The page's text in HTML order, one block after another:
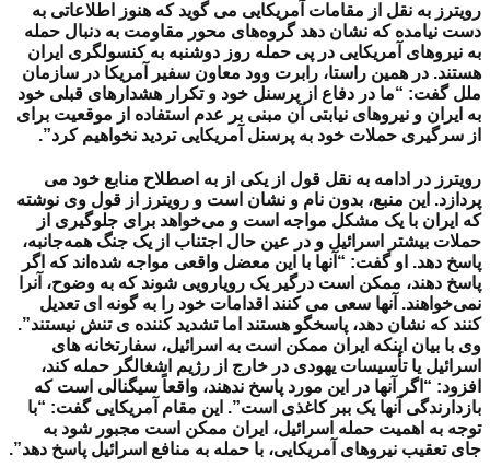
رویترز به نقل از مقامات آمریکایی می گوید که هنوز اطلاعاتی به
دست نیامده که نشان دهد گروه‌های محور مقاومت به دنبال حمله
به نیروهای آمریکایی در پی حمله روز دوشنبه به کنسولگری ایران
هستند. در همین راستا، رابرت وود معاون سفیر آمریکا در سازمان
ملل گفت: “ما در دفاع از پرسنل خود و تکرار هشدارهای قبلی خود
به ایران و نیروهای نیابتی آن مبنی بر عدم استفاده از موقعیت برای
از سرگیری حملات خود به پرسنل آمریکایی تردید نخواهیم کرد”.
رویترز در ادامه به نقل قول از یکی از به اصطلاح منابع خود می
پردازد. این منبع، بدون نام و نشان است و رویترز از قول وی نوشته
که ایران با یک مشکل مواجه است و می‌خواهد برای جلوگیری از
حملات بیشتر اسرائیل و در عین حال اجتناب از یک جنگ همه‌جانبه،
پاسخ دهد. او گفت: “آنها با این معضل واقعی مواجه شده‌اند که اگر
پاسخ دهند، ممکن است درگیر یک رویارویی شوند که به وضوح، آنرا
نمی‌خواهند. آنها سعی می کنند اقدامات خود را به گونه ای تعدیل
کنند که نشان دهد، پاسخگو هستند اما تشدید کننده ی تنش نیستند”.
وی با بیان اینکه ایران ممکن است به اسرائیل، سفارتخانه های
اسرائیل یا تأسیسات یهودی در خارج از رژیم اشغالگر حمله کند،
افزود: “اگر آنها در این مورد پاسخ ندهند، واقعاً سیگنالی است که
بازدارندگی آنها یک ببر کاغذی است”. این مقام آمریکایی گفت: “با
توجه به اهمیت حمله اسرائیل، ایران ممکن است مجبور شود به
جای تعقیب نیروهای آمریکایی، با حمله به منافع اسرائیل پاسخ دهد”.